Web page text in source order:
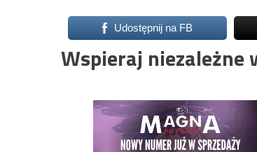
Udostępnij na FB
Wspieraj niezależne